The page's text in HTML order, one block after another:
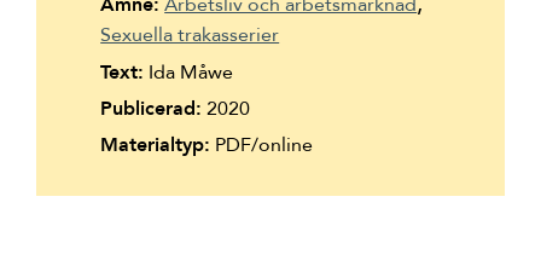
Íslenska
Sexuella trakasserier
Text: Ida Måwe
Publicerad: 2020
Materialtyp: PDF/online